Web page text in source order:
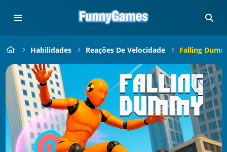
Habilidades Reações De Velocidade Falling